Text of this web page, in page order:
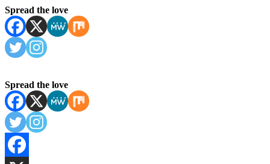
Spread the love
Spread the love